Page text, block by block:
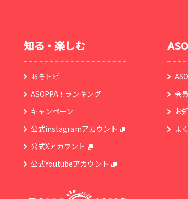
知る・楽しむ
あそトピ
ASOPPA！ランキング
キャンペーン
公式instagramアカウント
公式Xアカウント
公式Youtubeアカウント
会
お
よ